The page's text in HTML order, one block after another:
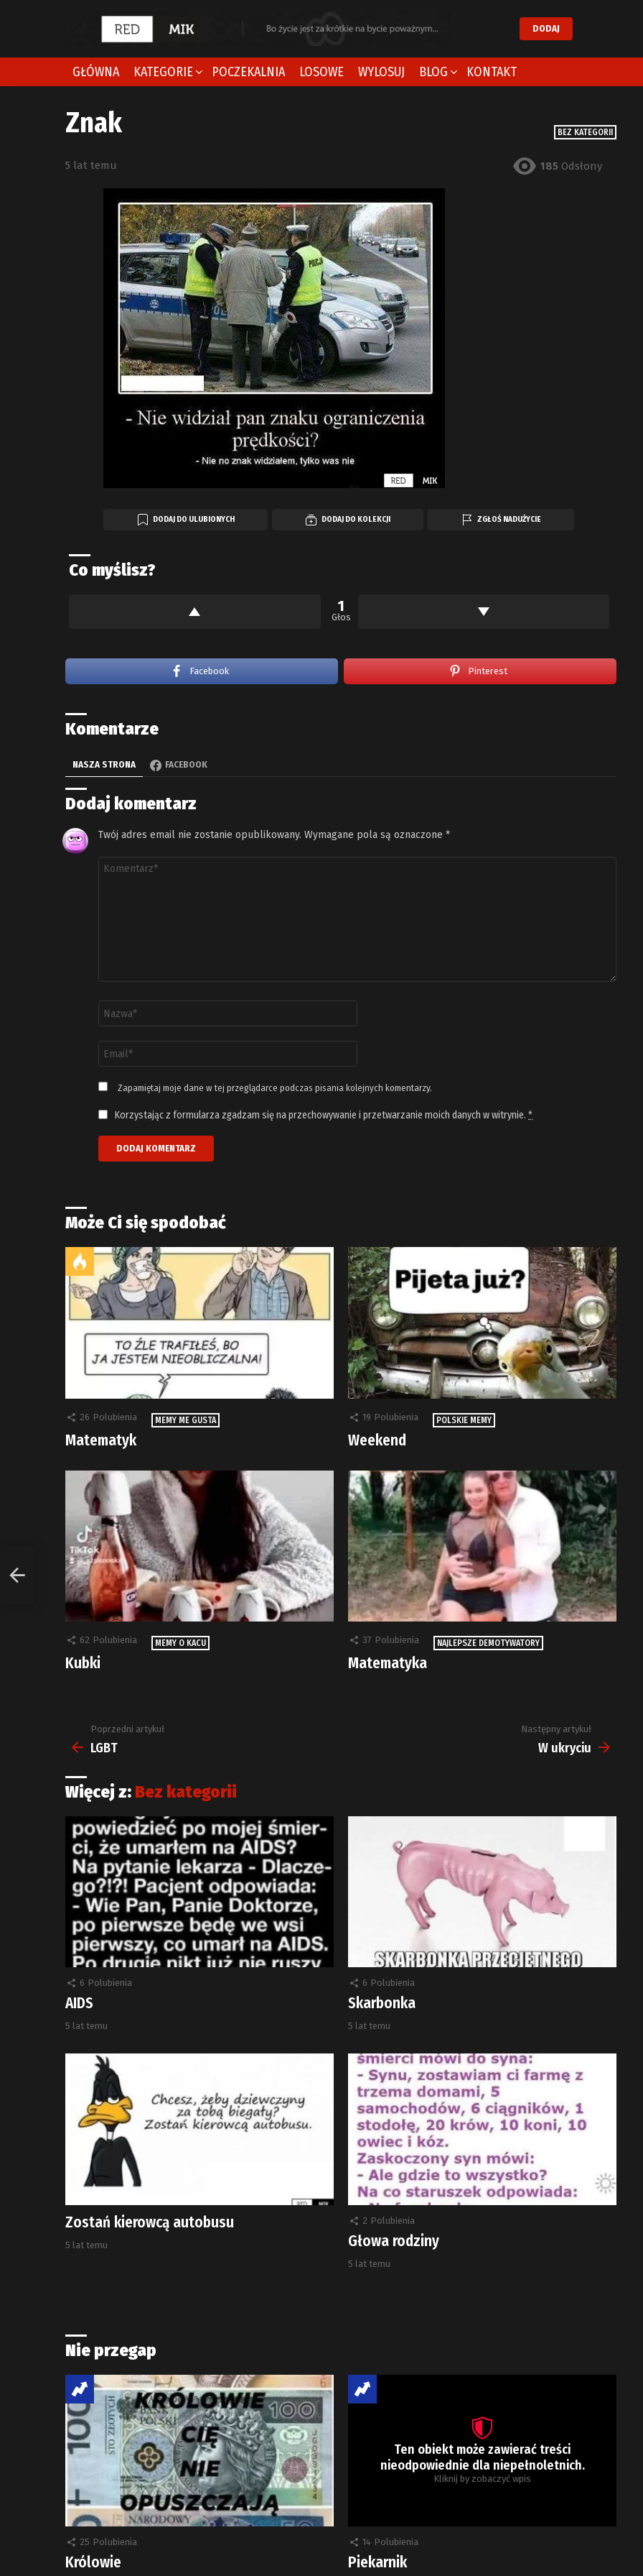
DODAJ
GŁÓWNA KATEGORIE POCZEKALNIA LOSOWE WYLOSUJ BLOG KONTAKT
BEZ KATEGORII
Znak
5 lat temu 185 Odsłony
DODAJ DO ULUBIONYCH DODAJ DO KOLEKCJI ZGŁOŚ NADUŻYCIE
Co myślisz?
1
Głos
Facebook Pinterest
Komentarze
NASZA STRONA FACEBOOK
Dodaj komentarz
Twój adres email nie zostanie opublikowany. Wymagane pola są oznaczone *
Komentarz
email
*
Zapamiętaj moje dane w tej przeglądarce podczas pisania kolejnych komentarzy.
Korzystając z formularza zgadzam się na przechowywanie i przetwarzanie moich danych w witrynie. *
Może Ci się spodobać
26 Polubienia MEMY ME GUSTA
Matematyk
19 Polubienia POLSKIE MEMY
Weekend
62 Polubienia MEMY O KACU
Kubki
37 Polubienia NAJLEPSZE DEMOTYWATORY
Matematyka
Zobacz
więcej
Poprzedni artykuł
LGBT
Następny artykuł
W ukryciu
Więcej z: Bez kategorii
6 Polubienia
AIDS
5 lat temu
6 Polubienia
Skarbonka
5 lat temu
Zostań kierowcą autobusu
5 lat temu
2 Polubienia
Głowa rodziny
5 lat temu
Nie przegap
25 Polubienia
Królowie
Ten obiekt może zawierać treści
nieodpowiednie dla niepełnoletnich.
Kliknij by zobaczyć wpis
14 Polubienia
Piekarnik